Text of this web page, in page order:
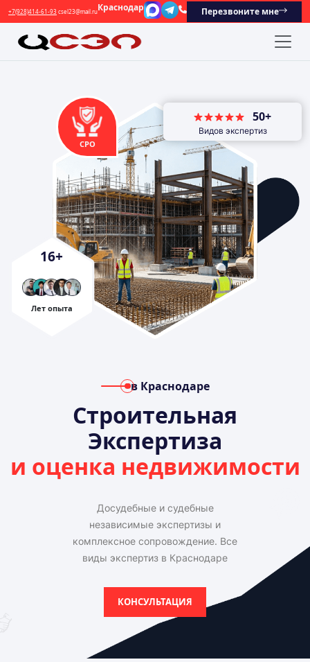
+7(928)414-61-93 csel23@mail.ruКраснодар Перезвоните мне
в Краснодаре
Строительная
Экспертиза
и оценка недвижимости
Досудебные и судебные
независимые экспертизы и
комплексное сопровождение. Все
виды экспертиз в Краснодаре
КОНСУЛЬТАЦИЯ
16+
Лет опыта
СРО
50+
Видов экспертиз